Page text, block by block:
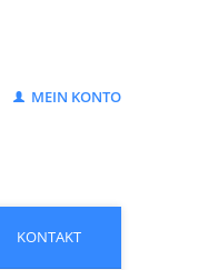
MEIN KONTO
KONTAKT